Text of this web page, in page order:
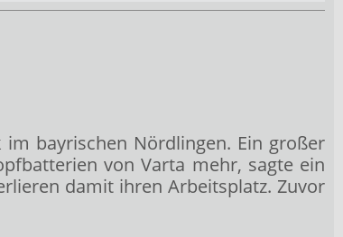
im bayrischen Nördlingen. Ein großer
von Varta mehr, sagte ein
damit ihren Arbeitsplatz. Zuvor